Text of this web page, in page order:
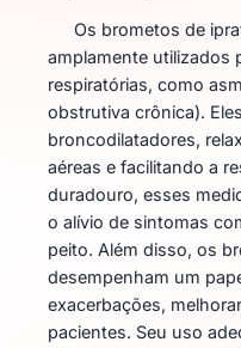
Os brometos de
amplamente utilizados
respiratórias, como
obstrutiva crônica).
broncodilatadores,
aéreas e facilitando a
duradouro, esses
o alívio de sintomas
peito. Além disso, os
desempenham um
exacerbações,
pacientes. Seu uso